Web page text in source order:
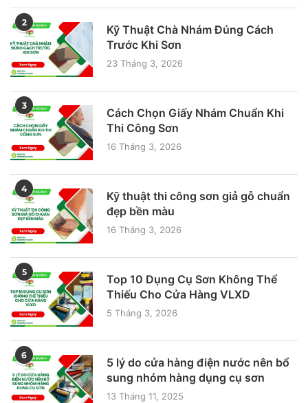
2
Kỹ Thuật Chà Nhám Đúng Cách
Trước Khi Sơn
23 Tháng 3, 2026
3
Cách Chọn Giấy Nhám Chuẩn Khi
Thi Công Sơn
16 Tháng 3, 2026
4
Kỹ thuật thi công sơn giả gỗ chuẩn
đẹp bền màu
16 Tháng 3, 2026
5
Top 10 Dụng Cụ Sơn Không Thể
Thiếu Cho Cửa Hàng VLXD
5 Tháng 3, 2026
6
5 lý do cửa hàng điện nước nên bổ
sung nhóm hàng dụng cụ sơn
13 Tháng 11, 2025